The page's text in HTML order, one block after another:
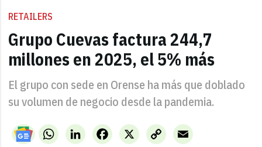
RETAILERS
Grupo Cuevas factura 244,7
millones en 2025, el 5% más
El grupo con sede en Orense ha más que doblado
su volumen de negocio desde la pandemia.
WhatsAppLinkedIn X
Facebook
Copy
Link
Email